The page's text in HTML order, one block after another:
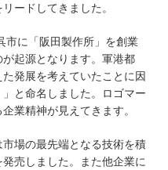
ードしてきました。
市に「阪田製作所」を創業
起源となります。軍港都
発展を考えていたことに因
と命名しました。ロゴマー
業精神が見えてきます。
場の最先端となる技術を積
売しました。また他企業に